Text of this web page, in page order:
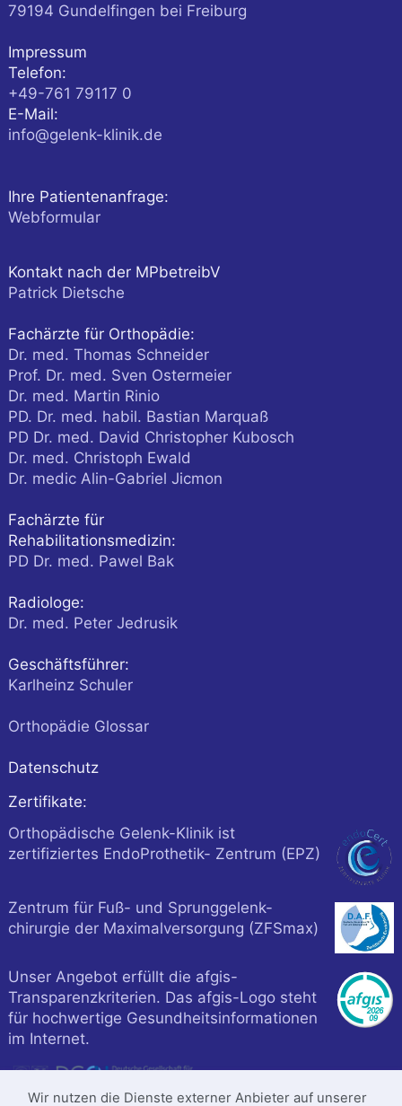
79194 Gundelfingen bei Freiburg
Impressum
Telefon:
+49-761 79117 0
E-Mail:
info@gelenk-klinik.de
Ihre Patientenanfrage:
Webformular
Kontakt nach der MPbetreibV
Patrick Dietsche
Fachärzte für Orthopädie:
Dr. med. Thomas Schneider
Prof. Dr. med. Sven Ostermeier
Dr. med. Martin Rinio
PD. Dr. med. habil. Bastian Marquaß
PD Dr. med. David Christopher Kubosch
Dr. med. Christoph Ewald
Dr. medic Alin-Gabriel Jicmon
Fachärzte für
Rehabilitationsmedizin:
PD Dr. med. Pawel Bak
Radiologe:
Dr. med. Peter Jedrusik
Geschäftsführer:
Karlheinz Schuler
Orthopädie Glossar
Datenschutz
Zertifikate:
Orthopädische Gelenk-Klinik ist
zertifiziertes EndoProthetik- Zentrum (EPZ)
Zentrum für Fuß- und Sprunggelenk-
chirurgie der Maximalversorgung (ZFSmax)
Unser Angebot erfüllt die afgis-
Transparenzkriterien. Das afgis-Logo steht
für hochwertige Gesundheitsinformationen
im Internet.
Wir nutzen die Dienste externer Anbieter auf unserer